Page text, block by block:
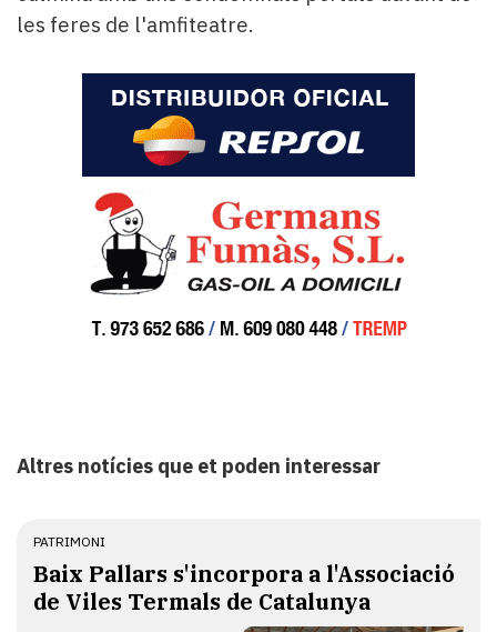
les feres de l'amfiteatre.
Altres notícies que et poden interessar
PATRIMONI
Baix Pallars s'incorpora a l'Associació
de Viles Termals de Catalunya